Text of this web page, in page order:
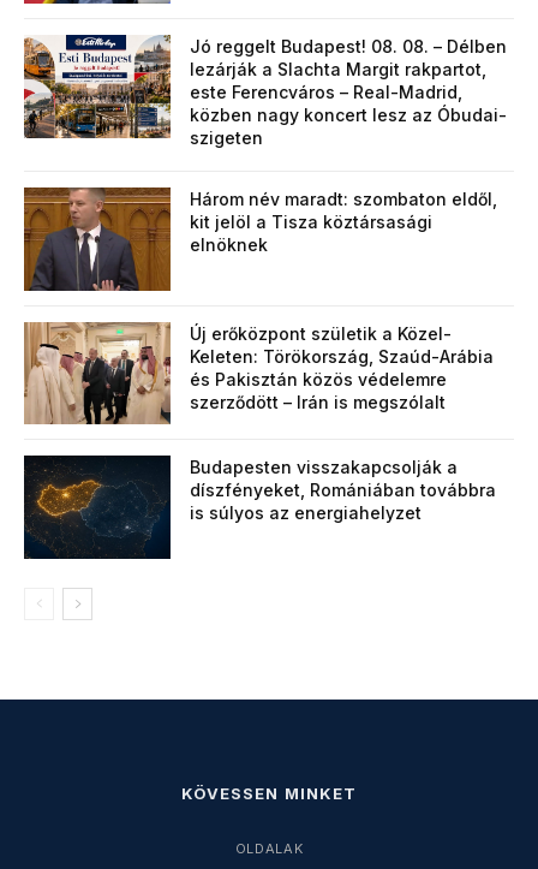
Jó reggelt Budapest! 08. 08. – Délben
lezárják a Slachta Margit rakpartot,
este Ferencváros – Real-Madrid,
közben nagy koncert lesz az Óbudai-
szigeten
Három név maradt: szombaton eldől,
kit jelöl a Tisza köztársasági
elnöknek
Új erőközpont születik a Közel-
Keleten: Törökország, Szaúd-Arábia
és Pakisztán közös védelemre
szerződött – Irán is megszólalt
Budapesten visszakapcsolják a
díszfényeket, Romániában továbbra
is súlyos az energiahelyzet
KÖVESSEN MINKET
OLDALAK